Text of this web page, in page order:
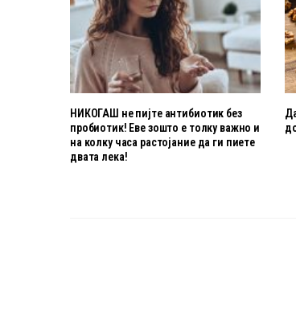
НИКОГАШ не пијте антибиотик без
пробиотик! Еве зошто е толку важно и
на колку часа растојание да ги пиете
двата лека!